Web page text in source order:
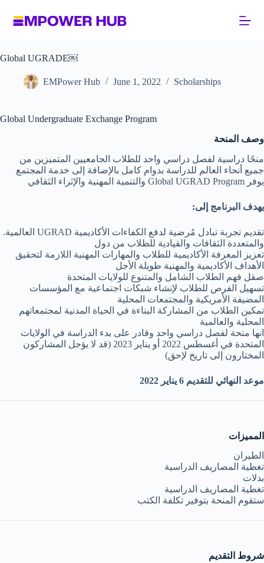
content
Global UGRADE￼
EMPower Hub June 1, 2022 Scholarships
Global Undergraduate Exchange Program
وصف المنحة
منحًا دراسية لفصل دراسي واحد للطلاب الجامعيين المتميزين من
جميع أنحاء العالم للدراسة بدوام كامل بالإضافة إلى خدمة المجتمع
والتنمية المهنية والإثراء الثقافي Global UGRAD Program يوفر
:يهدف البرنامج إلى
.العالمية UGRAD تقديم تجربة تبادل مُرضية لدفع الكفاءات الأكاديمية
والمتعددة الثقافات والقيادية للطلاب من دول
تعزيز المعرفة الأكاديمية للطلاب والمهارات المهنية اللازمة لتحقيق
الأهداف الأكاديمية والمهنية طويلة الأجل
صقل فهم الطلاب الشامل والمتنوع للولايات المتحدة
المضيفة الأمريكية والمجتمعات المحلية
المحلية والعالمية
المتحدة في أغسطس 2022 أو يناير 2023 (قد لا يؤجل المشاركون
المختارون إلى تاريخ لإحق)
موعد النهائي للتقديم 6 يناير 2022
المميزات
الطيران
تغطية المصاريف الدراسية
بدلات
تغطية المصاريف الدراسية
ستقوم المنحة بتوفير تكلفة الكتب
شروط التقديم